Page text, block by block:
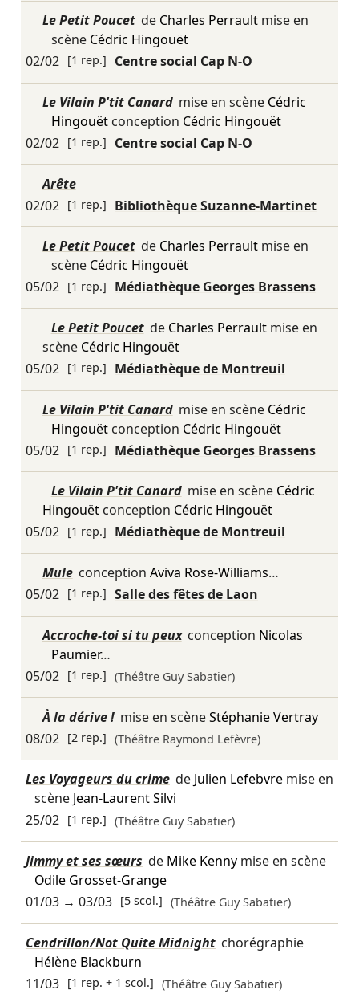
Le Petit Poucet de Charles Perraultmise en
scène Cédric Hingouët
02/02 [1 rep.] Centre social Cap N-O
Le Vilain P'tit Canard mise en scène Cédric
Hingouëtconception Cédric Hingouët
02/02 [1 rep.] Centre social Cap N-O
Arête
02/02 [1 rep.] Bibliothèque Suzanne-Martinet
Le Petit Poucet de Charles Perraultmise en
scène Cédric Hingouët
05/02 [1 rep.] Médiathèque Georges Brassens
Le Petit Poucet de Charles Perraultmise en
scène Cédric Hingouët
05/02 [1 rep.] Médiathèque de Montreuil
Le Vilain P'tit Canard mise en scène Cédric
Hingouëtconception Cédric Hingouët
05/02 [1 rep.] Médiathèque Georges Brassens
Le Vilain P'tit Canard mise en scène Cédric
Hingouëtconception Cédric Hingouët
05/02 [1 rep.] Médiathèque de Montreuil
Mule conception Aviva Rose-Williams…
05/02 [1 rep.] Salle des fêtes de Laon
Accroche-toi si tu peux conception Nicolas
Paumier…
05/02 [1 rep.] (Théâtre Guy Sabatier)
À la dérive ! mise en scèneStéphanie Vertray
08/02 [2 rep.] (Théâtre Raymond Lefèvre)
Les Voyageurs du crime de Julien Lefebvremise en
scène Jean-Laurent Silvi
25/02 [1 rep.] (Théâtre Guy Sabatier)
Jimmy et ses sœurs de Mike Kennymise en scène
Odile Grosset-Grange
01/03→ 03/03 [5 scol.] (Théâtre Guy Sabatier)
Cendrillon/Not Quite Midnight chorégraphie
Hélène Blackburn
11/03 [1 rep. + 1 scol.] (Théâtre Guy Sabatier)